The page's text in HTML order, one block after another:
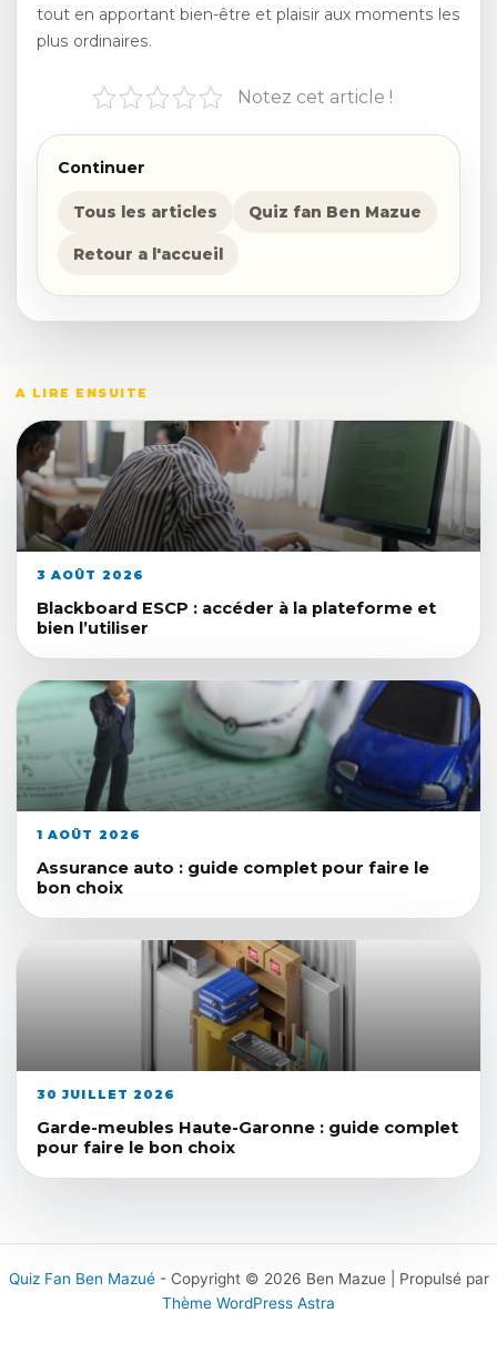
tout en apportant bien-être et plaisir aux moments les
plus ordinaires.
Notez cet article !
Continuer
Tous les articles Quiz fan Ben Mazue
Retour a l'accueil
A LIRE ENSUITE
3 AOÛT 2026
Blackboard ESCP : accéder à la plateforme et
bien l’utiliser
1 AOÛT 2026
Assurance auto : guide complet pour faire le
bon choix
30 JUILLET 2026
Garde-meubles Haute-Garonne : guide complet
pour faire le bon choix
Quiz Fan Ben Mazué- Copyright © 2026 Ben Mazue | Propulsé par
Thème WordPress Astra